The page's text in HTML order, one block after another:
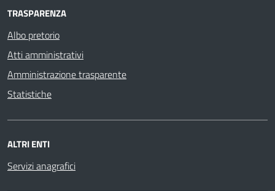
TRASPARENZA
Albo pretorio
Atti amministrativi
Amministrazione trasparente
Statistiche
ALTRI ENTI
Servizi anagrafici